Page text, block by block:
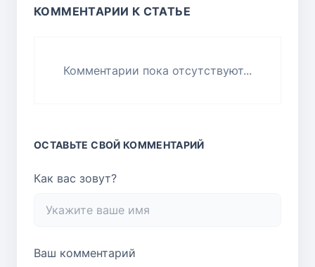
КОММЕНТАРИИ К СТАТЬЕ
Комментарии пока отсутствуют...
ОСТАВЬТЕ СВОЙ КОММЕНТАРИЙ
Как вас зовут?
Ваш комментарий